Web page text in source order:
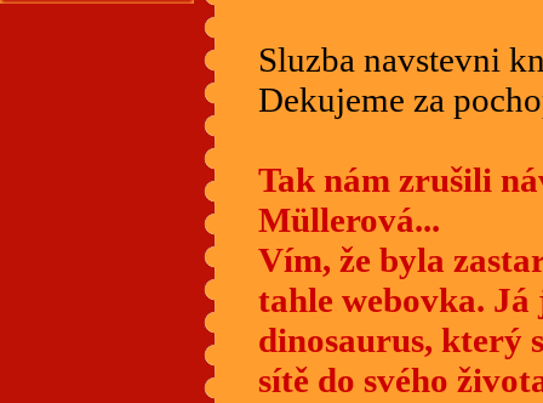
Sluzba navstevni
Dekujeme za
Tak nám zrušili
Müllerová...
Vím, že byla
tahle webovka. Já
dinosaurus, který
sítě do svého